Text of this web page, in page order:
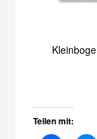
Teilen mit: